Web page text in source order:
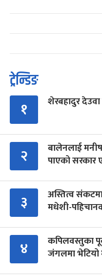
ट्रेन्डिङ
१ शेरबहादुर
२
बालेनलाई
पाएको सरकार
३
अस्तित्व
मधेशी-
४
कपिलवस्तुका
जंगलमा